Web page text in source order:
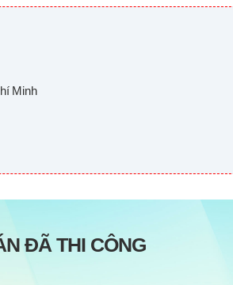
Minh
ĐÃ THI CÔNG